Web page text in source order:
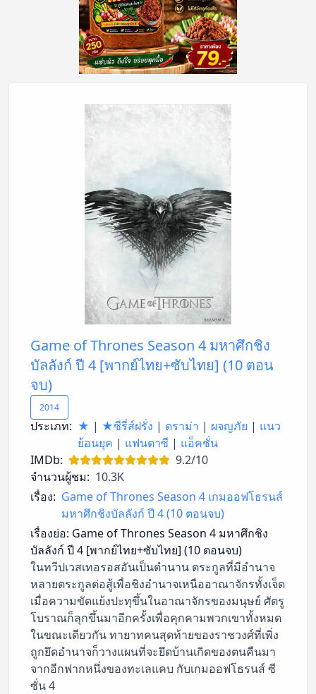
Game of Thrones Season 4 มหาศึกชิง
บัลลังก์ ปี 4 [พากย์ไทย+ซับไทย] (10 ตอน
จบ)
2014
ประเภท: ★ | ★ซีรี่ส์ฝรั่ง | ดราม่า | ผจญภัย | แนว
ย้อนยุค | แฟนตาซี | แอ็คชั่น
IMDb:
9.2/10
จำนวนผู้ชม: 10.3K
เรื่อง: Game of Thrones Season 4 เกมออฟโธรนส์
มหาศึกชิงบัลลังก์ ปี 4 (10 ตอนจบ)
เรื่องย่อ: Game of Thrones Season 4 มหาศึกชิง
บัลลังก์ ปี 4 [พากย์ไทย+ซับไทย] (10 ตอนจบ)
ในทวีปเวสเทอรอสอันเป็นตำนาน ตระกูลที่มีอำนาจ
หลายตระกูลต่อสู้เพื่อชิงอำนาจเหนืออาณาจักรทั้งเจ็ด
เมื่อความขัดแย้งปะทุขึ้นในอาณาจักรของมนุษย์ ศัตรู
โบราณก็ลุกขึ้นมาอีกครั้งเพื่อคุกคามพวกเขาทั้งหมด
ในขณะเดียวกัน ทายาทคนสุดท้ายของราชวงศ์ที่เพิ่ง
ถูกยึดอำนาจก็วางแผนที่จะยึดบ้านเกิดของตนคืนมา
จากอีกฟากหนึ่งของทะเลแคบ กับเกมออฟโธรนส์ ซี
ซั่น 4